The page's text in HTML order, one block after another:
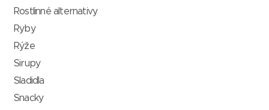
Rostlinné alternativy
Ryby
Rýže
Sirupy
Sladidla
Snacky